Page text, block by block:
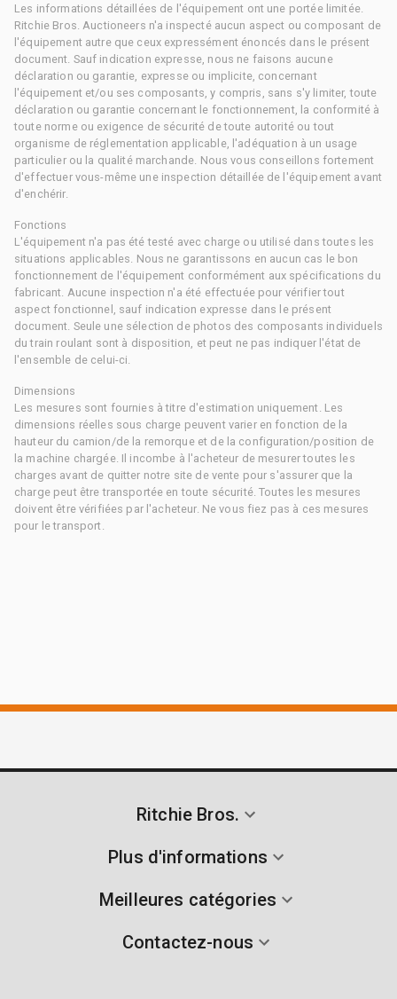
Les informations détaillées de l'équipement ont une portée limitée.
Ritchie Bros. Auctioneers n'a inspecté aucun aspect ou composant de
l'équipement autre que ceux expressément énoncés dans le présent
document. Sauf indication expresse, nous ne faisons aucune
déclaration ou garantie, expresse ou implicite, concernant
l'équipement et/ou ses composants, y compris, sans s'y limiter, toute
déclaration ou garantie concernant le fonctionnement, la conformité à
toute norme ou exigence de sécurité de toute autorité ou tout
organisme de réglementation applicable, l'adéquation à un usage
particulier ou la qualité marchande. Nous vous conseillons fortement
d'effectuer vous-même une inspection détaillée de l'équipement avant
d'enchérir.
Fonctions
L'équipement n'a pas été testé avec charge ou utilisé dans toutes les
situations applicables. Nous ne garantissons en aucun cas le bon
fonctionnement de l'équipement conformément aux spécifications du
fabricant. Aucune inspection n'a été effectuée pour vérifier tout
aspect fonctionnel, sauf indication expresse dans le présent
document. Seule une sélection de photos des composants individuels
du train roulant sont à disposition, et peut ne pas indiquer l'état de
l'ensemble de celui-ci.
Dimensions
Les mesures sont fournies à titre d'estimation uniquement. Les
dimensions réelles sous charge peuvent varier en fonction de la
hauteur du camion/de la remorque et de la configuration/position de
la machine chargée. Il incombe à l'acheteur de mesurer toutes les
charges avant de quitter notre site de vente pour s'assurer que la
charge peut être transportée en toute sécurité. Toutes les mesures
doivent être vérifiées par l'acheteur. Ne vous fiez pas à ces mesures
pour le transport.
Ritchie Bros.
Plus d'informations
Meilleures catégories
Contactez-nous